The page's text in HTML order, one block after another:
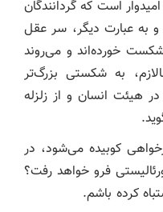
است که گردانندگان
و به عبارت دیگر، سر عقل
شکست خورده‌اند و می‌روند
به شکستی بزرگ‌تر
هیئت انسان و از زلزله
کوبیده می‌شود، در
فرو خواهد رفت؟
کرده باشم.